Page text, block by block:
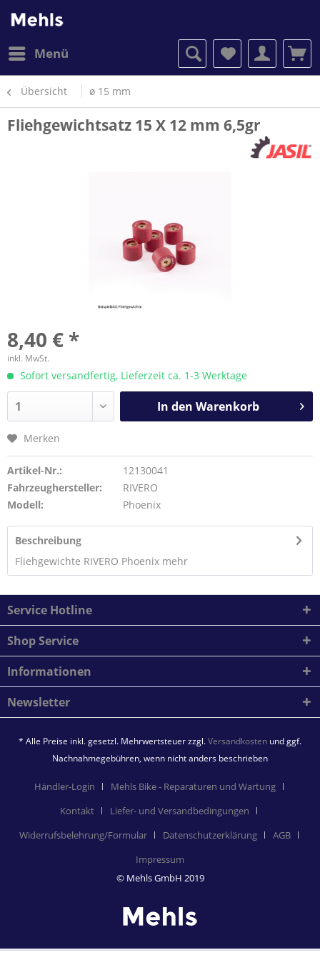
Menü
Übersicht ø 15 mm
Fliehgewichtsatz 15 X 12 mm 6,5gr
8,40 € *
inkl. MwSt.
Sofort versandfertig, Lieferzeit ca. 1-3 Werktage
In den Warenkorb
Merken
Artikel-Nr.:
12130041
Fahrzeughersteller:
RIVERO
Modell:
Phoenix
Beschreibung
Fliehgewichte RIVERO Phoenix mehr
Service Hotline
Shop Service
Informationen
Newsletter
* Alle Preise inkl. gesetzl. Mehrwertsteuer zzgl.Versandkosten und ggf.
Nachnahmegebühren, wenn nicht anders beschrieben
Händler-Login
Mehls Bike - Reparaturen und Wartung
Kontakt
Liefer- und Versandbedingungen
Widerrufsbelehrung/Formular
Datenschutzerklärung
AGB
Impressum
© Mehls GmbH 2019